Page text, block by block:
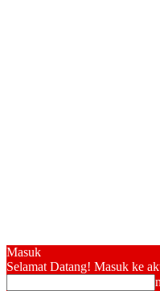
Masuk
Selamat Datang! Masuk ke